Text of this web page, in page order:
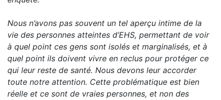
Nous n’avons pas souvent un tel aperçu intime de la
vie des personnes atteintes d’EHS, permettant de voir
à quel point ces gens sont isolés et marginalisés, et à
quel point ils doivent vivre en reclus pour protéger ce
qui leur reste de santé. Nous devons leur accorder
toute notre attention. Cette problématique est bien
réelle et ce sont de vraies personnes, et non des